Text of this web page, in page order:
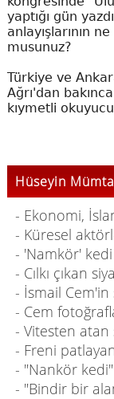
yaptığı gün
anlayışlarının
musunuz?
Türkiye ve
Ağrı'dan
kıymetli
Hüseyin
- Ekonomi,
- Küresel
- 'Namkör' kedi
- Cılkı çıkan
- İsmail Cem'in
- Cem
- Vitesten atan
- Freni
- "Nankör kedi"
- "Bindir bir